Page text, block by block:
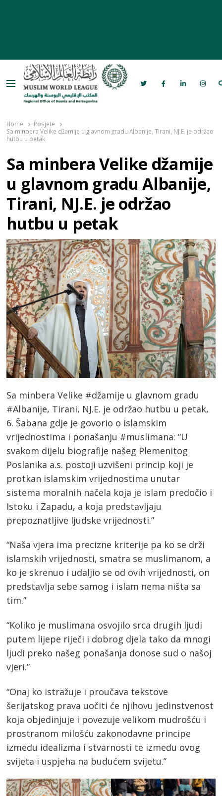
Menu
Bosni i Hercegovini
Home
Posjete
Sa minbera Velike džamije u glavnom gradu Albanije, Tirani, NJ.E. je održao
hutbu u petak
Sa minbera Velike džamije
u glavnom gradu Albanije,
Tirani, NJ.E. je održao
hutbu u petak
Sa minbera Velike #džamije u glavnom gradu
#Albanije, Tirani, NJ.E. je održao hutbu u petak,
6. Šabana gdje je govorio o islamskim
vrijednostima i ponašanju #muslimana: “U
svakom dijelu biografije našeg Plemenitog
Poslanika a.s. postoji uzvišeni princip koji je
protkan islamskim vrijednostima unutar
sistema moralnih načela koja je islam predočio i
Istoku i Zapadu, a koja predstavljaju
prepoznatljive ljudske vrijednosti.”
“Naša vjera ima precizne kriterije pa ko se drži
islamskih vrijednosti, smatra se muslimanom, a
ko je skrenuo i udaljio se od ovih vrijednosti, on
predstavlja sebe samog i islam nema ništa sa
tim.”
“Koliko je muslimana osvojilo srca drugih ljudi
putem lijepe riječi i dobrog djela tako da mnogi
ljudi preko našeg ponašanja donose sud o našoj
vjeri.”
“Onaj ko istražuje i proučava tekstove
šerijatskog prava uočiti će njihovu jedinstvenost
koja objedinjuje i povezuje velikom mudrošću i
prostranom milošću zakonodavne principe
između idealizma i stvarnosti te između ovog
svijeta i uspjeha na budućem svijetu.”